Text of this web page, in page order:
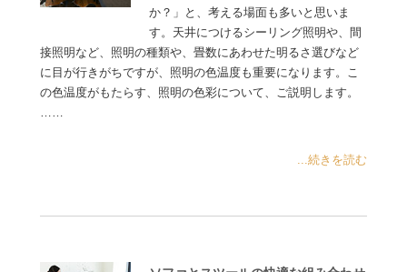
か？」と、考える場面も多いと思いま
す。天井につけるシーリング照明や、間
接照明など、照明の種類や、畳数にあわせた明るさ選びなど
に目が行きがちですが、照明の色温度も重要になります。こ
の色温度がもたらす、照明の色彩について、ご説明します。
...続きを読む